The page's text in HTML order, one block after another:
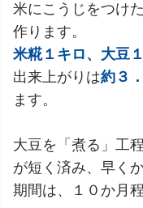
米にこうじをつけ
作ります。
米糀１キロ、大豆
出来上がりは約３
ます。
大豆を「煮る」工
が短く済み、早く
期間は、１０か月